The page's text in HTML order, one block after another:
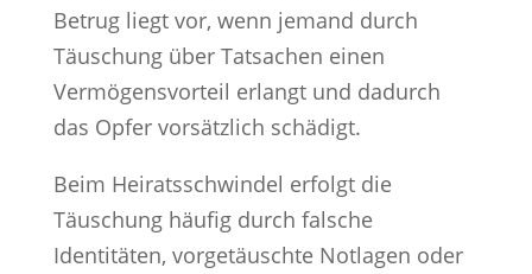
Betrug liegt vor, wenn jemand durch
Täuschung über Tatsachen einen
Vermögensvorteil erlangt und dadurch
das Opfer vorsätzlich schädigt.
Beim Heiratsschwindel erfolgt die
Täuschung häufig durch falsche
Identitäten, vorgetäuschte Notlagen oder